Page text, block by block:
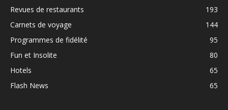
Revues de restaurants
193
Carnets de voyage
144
Programmes de fidélité
95
Fun et Insolite
80
Hotels
65
Flash News
65